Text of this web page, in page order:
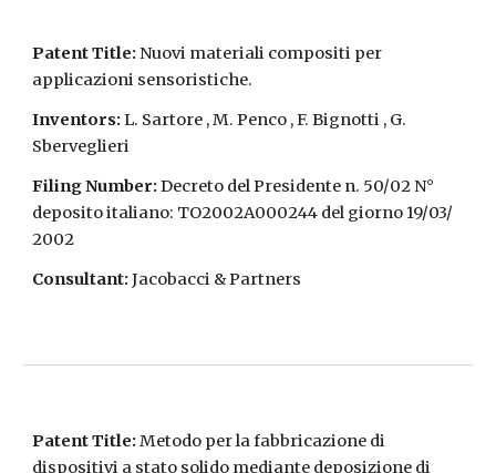
Patent Title:Nuovi materiali compositi per
applicazioni sensoristiche.
Inventors:L. Sartore , M. Penco , F. Bignotti , G.
Sberveglieri
Filing Number:Decreto del Presidente n. 50/02 N°
deposito italiano: TO2002A000244 del giorno 19/03/
2002
Consultant:Jacobacci & Partners
Patent Title:Metodo per la fabbricazione di
dispositivi a stato solido mediante deposizione di